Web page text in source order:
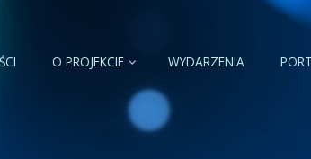
O PROJEKCIE WYDARZENIA